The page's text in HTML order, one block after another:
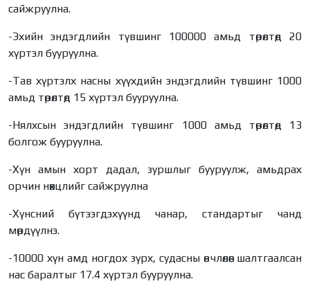
сайжруулна.
-Эхийн эндэгдлийн түвшинг 100000 амьд төрөлтөд 20
хүртэл бууруулна.
-Тав хүртэлх насны хүүхдийн эндэгдлийн түвшинг 1000
амьд төрөлтөд 15 хүртэл бууруулна.
-Нялхсын эндэгдлийн түвшинг 1000 амьд төрөлтөд 13
болгож бууруулна.
-Хүн амын хорт дадал, зуршлыг бууруулж, амьдрах
орчин нөхцлийг сайжруулна
-Хүнсний бүтээгдэхүүнд чанар, стандартыг чанд
мөрдүүлнэ.
-10000 хүн амд ногдох зүрх, судасны өвчлөлөөс шалтгаалсан
нас баралтыг 17.4 хүртэл бууруулна.